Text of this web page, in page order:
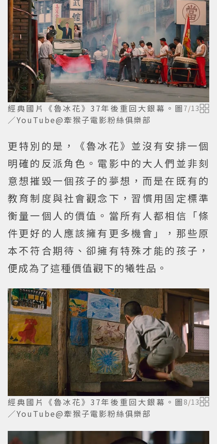
經典國片《魯冰花》37年後重回大銀幕。圖
／YouTube@牽猴子電影粉絲俱樂部
7/13
更特別的是，《魯冰花》並沒有安排一個
明確的反派角色。電影中的大人們並非刻
意想摧毀一個孩子的夢想，而是在既有的
教育制度與社會觀念下，習慣用固定標準
衡量一個人的價值。當所有人都相信「條
件更好的人應該擁有更多機會」，那些原
本不符合期待、卻擁有特殊才能的孩子，
便成為了這種價值觀下的犧牲品。
經典國片《魯冰花》37年後重回大銀幕。圖
／YouTube@牽猴子電影粉絲俱樂部
8/13